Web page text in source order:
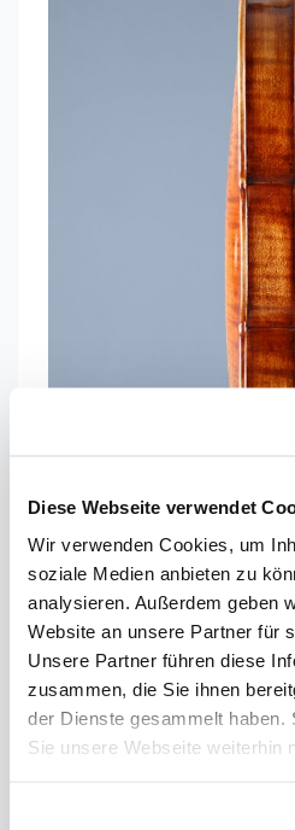
Diese Webseite verwendet
Wir verwenden Cookies, um
soziale Medien anbieten zu
analysieren. Außerdem geben
Website an unsere Partner für
Unsere Partner führen diese
zusammen, die Sie ihnen
der Dienste gesammelt haben.
Sie unsere Webseite weiterhin